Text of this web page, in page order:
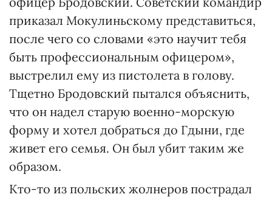
приказал Мокулиньскому представиться,
после чего со словами «это научит тебя
быть профессиональным офицером»,
выстрелил ему из пистолета в голову.
Тщетно Бродовский пытался объяснить,
что он надел старую военно-морскую
форму и хотел добраться до Гдыни, где
живет его семья. Он был убит таким же
образом.
Кто-то из польских жолнеров пострадал